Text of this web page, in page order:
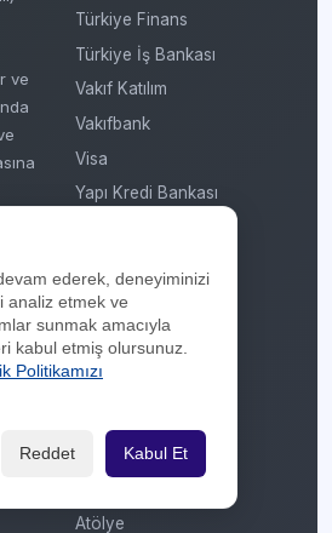
ve
Türkiye Finans
Türkiye İş Bankası
Vakıf Katılım
Vakıfbank
Visa
Yapı Kredi Bankası
Kategoriler
Anneler Günü
Atölye
ederek, deneyiminizi
analiz etmek ve
sunmak amacıyla
kabul etmiş olursunuz.
Politikamızı
Reddet Kabul Et